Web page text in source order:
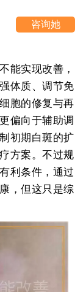
咨询她
能实现改善，
体质、调节免
胞的修复与再
偏向于辅助调
初期白斑的扩
方案。不过规
利条件，通过
，但这只是综